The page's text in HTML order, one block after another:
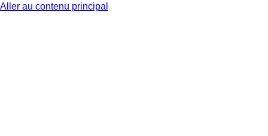
Aller au contenu principal